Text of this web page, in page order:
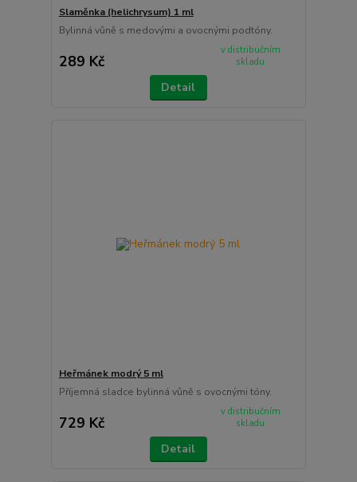
Slaměnka (helichrysum) 1 ml
Bylinná vůně s medovými a ovocnými podtóny.
289 Kč
v distribučním
skladu
Detail
Heřmánek modrý 5 ml
Příjemná sladce bylinná vůně s ovocnými tóny.
729 Kč
v distribučním
skladu
Detail